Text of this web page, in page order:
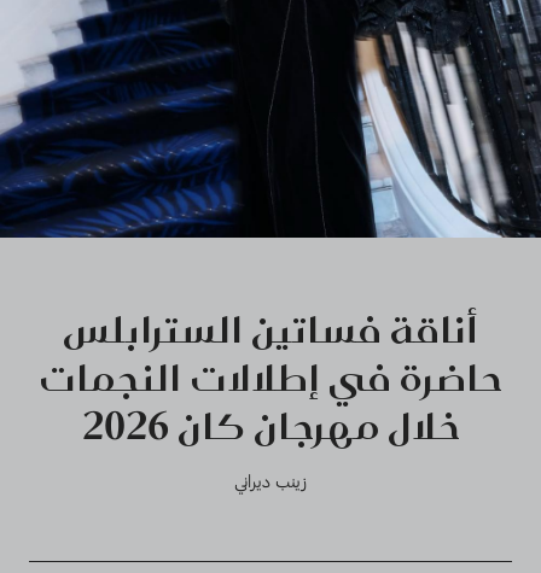
أناقة فساتين السترابلس
حاضرة في إطلالات النجمات
خلال مهرجان كان 2026
زينب ديراني